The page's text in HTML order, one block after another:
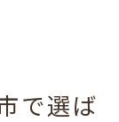
で選ば